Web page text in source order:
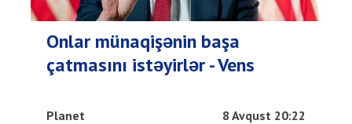
Onlar münaqişənin başa
çatmasını istəyirlər - Vens
Planet 8 Avqust 20:22